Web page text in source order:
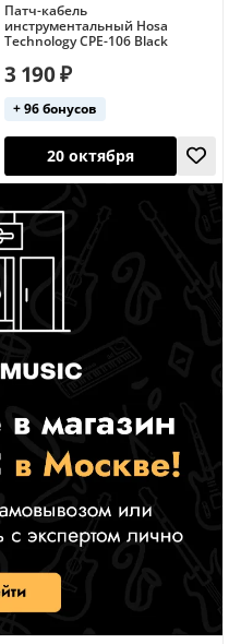
20 октября
Патч-кабель
инструментальный Hosa
Technology CPE-106 Black
3 190 ₽
+ 96 бонусов